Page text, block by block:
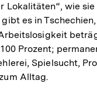
Lokalitäten“, wie
es in
Prozent;
Spielsucht,
Alltag.